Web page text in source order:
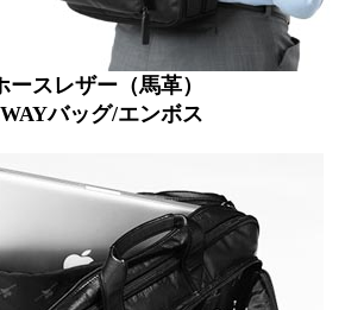
ースレザー（馬革）
バッグ/エンボス